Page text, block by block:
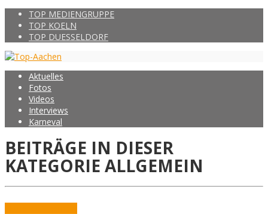
TOP MEDIENGRUPPE
TOP KOELN
TOP DUESSELDORF
Aktuelles
Fotos
Videos
Interviews
Karneval
BEITRÄGE IN DIESER
KATEGORIE ALLGEMEIN